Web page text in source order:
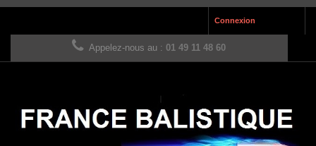
Connexion
Appelez-nous au : 01 49 11 48 60